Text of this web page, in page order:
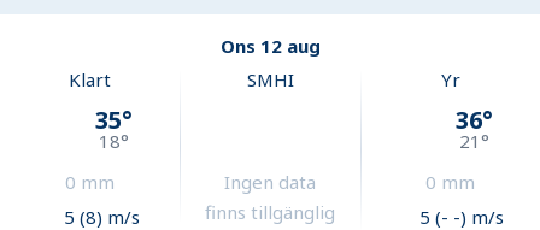
Ons 12 aug
Klart
35°
18°
0 mm
5 (8) m/s
SMHI
Ingen data
finns tillgänglig
Yr
36°
21°
0 mm
5 (- -) m/s